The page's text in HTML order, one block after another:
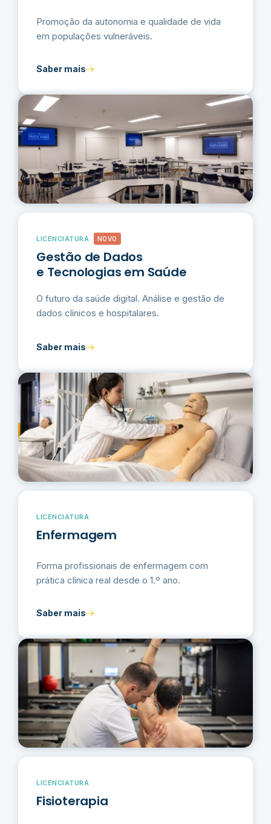
Promoção da autonomia e qualidade de vida
em populações vulneráveis.
Saber mais
LICENCIATURA NOVO
Gestão de Dados
e Tecnologias em Saúde
O futuro da saúde digital. Análise e gestão de
dados clínicos e hospitalares.
Saber mais
LICENCIATURA
Enfermagem
Forma profissionais de enfermagem com
prática clínica real desde o 1.º ano.
Saber mais
LICENCIATURA
Fisioterapia